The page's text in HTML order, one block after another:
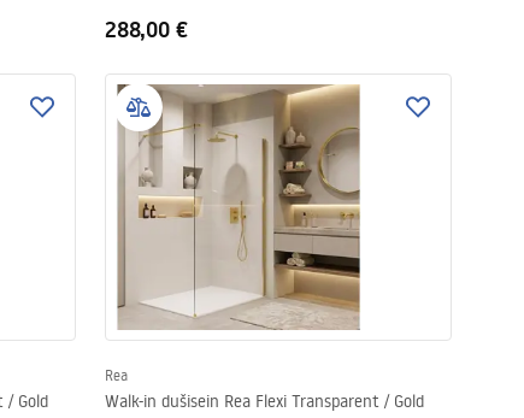
288,00 €
/ Gold
Rea
Walk-in dušisein Rea Flexi Transparent / Gold